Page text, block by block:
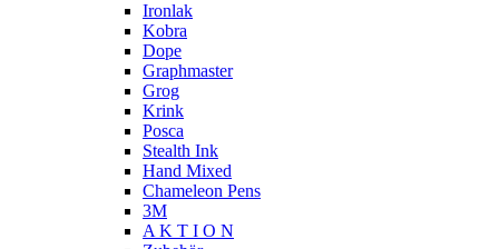
Ironlak
Kobra
Dope
Graphmaster
Grog
Krink
Posca
Stealth Ink
Hand Mixed
Chameleon Pens
3M
A K T I O N